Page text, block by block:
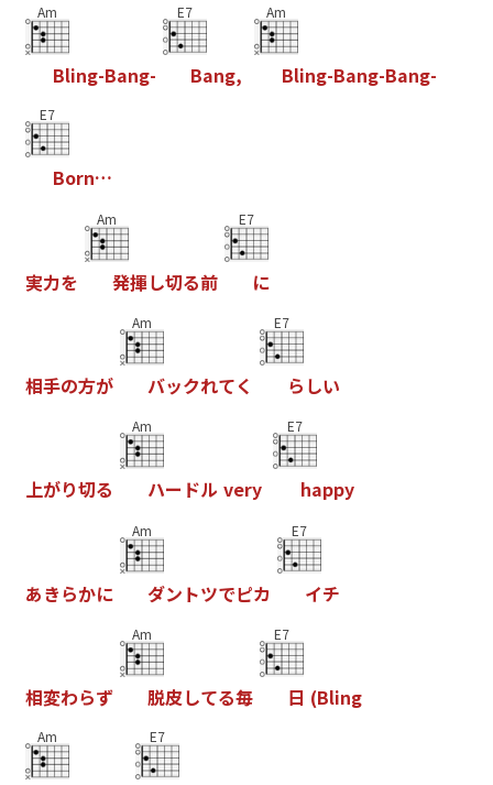
Am
Bling-Bang-
E7
Bang,
Am
Bling-Bang-Bang-
E7
Born…
実力を
Am
発揮し切る前
E7
に
相手の方が
Am
バックれてく
E7
ら しい
上がり切る
Am
ハー ドル very
E7
happy
あきらかに
Am
ダン トツでピカ
E7
イチ
相変わらず
Am
脱皮してる毎
E7
日 (Bling
Am E7